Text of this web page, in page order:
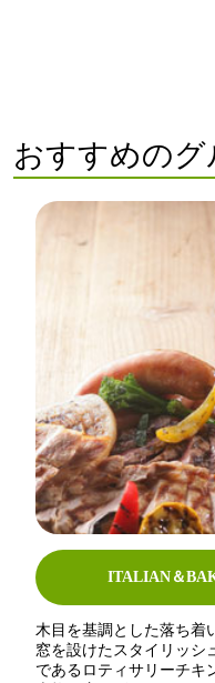
おすすめのグ
ITALIAN＆
木目を基調とした落ち着
窓を設けたスタイリッシ
であるロティサリーチキ